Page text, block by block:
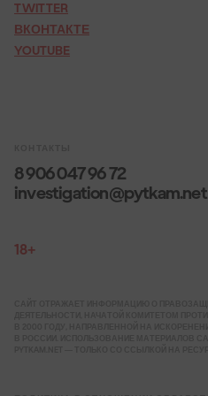
18+
TWITTER
ВКОНТАКТЕ
YOUTUBE
8 906 047 96 72
investigation@pytkam.net